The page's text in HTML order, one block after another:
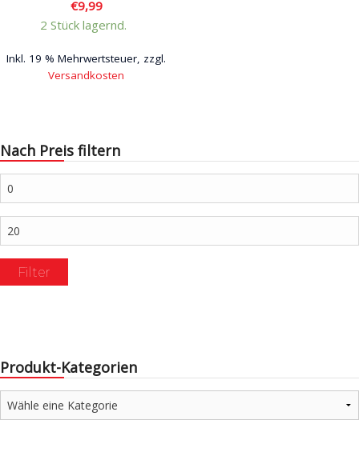
€9,99
2 Stück lagernd.
Inkl. 19 % Mehrwertsteuer, zzgl.
Versandkosten
Nach Preis filtern
Min.
Preis
Max.
Preis
Filter
Produkt-Kategorien